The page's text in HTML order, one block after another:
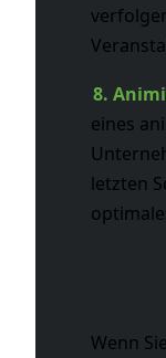
8.
eines
letzten
Wenn